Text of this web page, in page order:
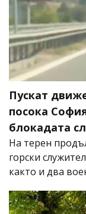
Пускат
посока
блокадата
На терен
горски
както и два